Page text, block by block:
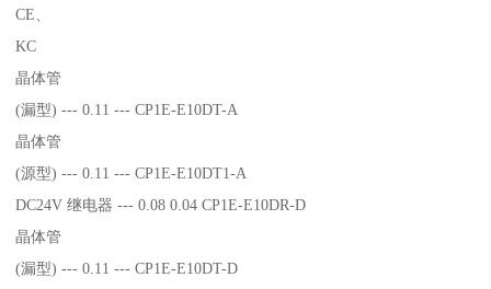
CE、
KC
晶体管
(漏型) --- 0.11 --- CP1E-E10DT-A
晶体管
(源型) --- 0.11 --- CP1E-E10DT1-A
DC24V 继电器 --- 0.08 0.04 CP1E-E10DR-D
晶体管
(漏型) --- 0.11 --- CP1E-E10DT-D